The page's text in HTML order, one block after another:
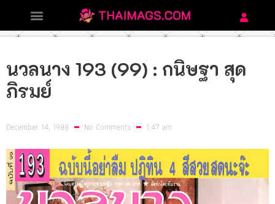
นวลนาง 193 (99) : กนิษฐา สุด
ภิรมย์
December 14, 1988 No Comments 1:47 am